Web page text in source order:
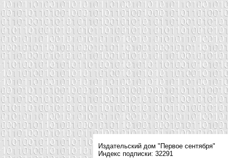
Издательский дом "Первое сентября"
Индекс подписки: 32291